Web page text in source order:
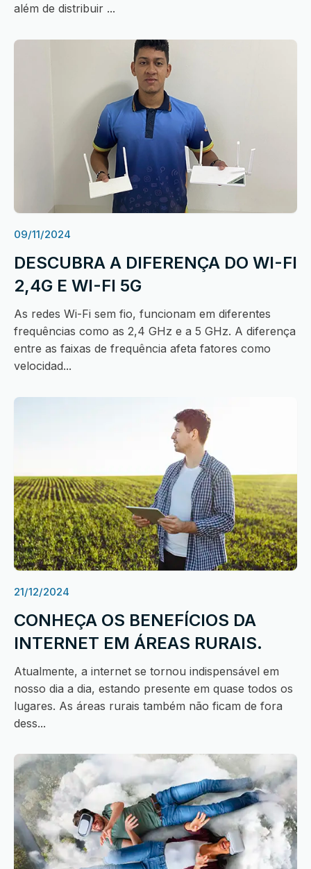
além de distribuir ...
09/11/2024
DESCUBRA A DIFERENÇA DO WI-FI
2,4G E WI-FI 5G
As redes Wi-Fi sem fio, funcionam em diferentes
frequências como as 2,4 GHz e a 5 GHz. A diferença
entre as faixas de frequência afeta fatores como
velocidad...
21/12/2024
CONHEÇA OS BENEFÍCIOS DA
INTERNET EM ÁREAS RURAIS.
Atualmente, a internet se tornou indispensável em
nosso dia a dia, estando presente em quase todos os
lugares. As áreas rurais também não ficam de fora
dess...